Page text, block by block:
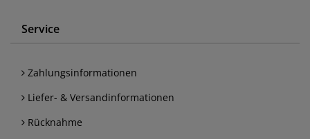
Service
Zahlungsinformationen
Liefer- & Versandinformationen
Rücknahme